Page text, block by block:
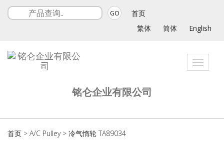
GO
首页
繁体
简体 English
Toggle
铭仑企业有限公司
首页 > A/C Pulley> 冷气惰轮 TA89034